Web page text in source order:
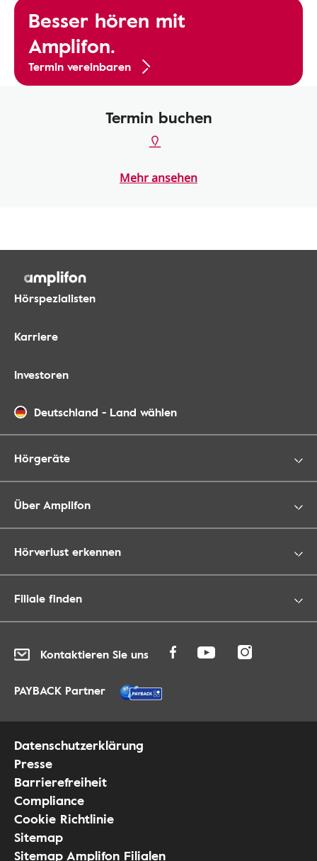
Besser hören mit
Amplifon.
Termin vereinbaren
Termin buchen
Mehr ansehen
Hörspezialisten
Karriere
Investoren
Deutschland - Land wählen
Hörgeräte
Über Amplifon
Hörverlust erkennen
Filiale finden
Kontaktieren Sie uns
PAYBACK Partner
Datenschutzerklärung
Presse
Barrierefreiheit
Compliance
Cookie Richtlinie
Sitemap
Sitemap Amplifon Filialen